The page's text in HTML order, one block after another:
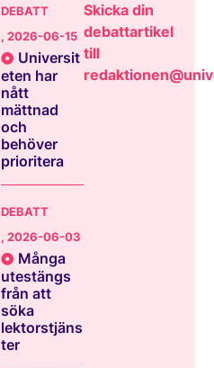
DEBATT
, 2026-06-15
Universit
eten har
nått
mättnad
och
behöver
prioritera
DEBATT
, 2026-06-03
Många
utestängs
från att
söka
lektorstjäns
ter
Skicka din
debattartikel
till